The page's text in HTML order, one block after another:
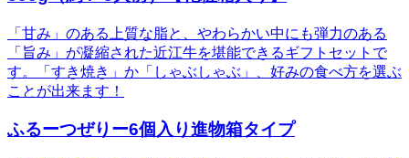
「甘み」のある上質な脂と、やわらかい中にも弾力のある
「旨み」が凝縮された近江牛を堪能できるギフトセットで
す。「すき焼き」か「しゃぶしゃぶ」、好みの食べ方を選ぶ
ことが出来ます！
ふるーつぜりー6個入り進物箱タイプ